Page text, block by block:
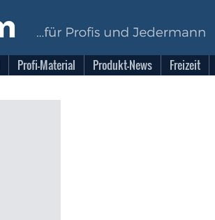
Profi-Material Produkt-News Freizeit